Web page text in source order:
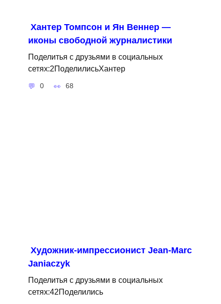
Хантер Томпсон и Ян Веннер —
иконы свободной журналистики
Поделитья с друзьями в социальных
сетях:2ПоделилисьХантер
0 68
Художник-импрессионист Jean-Marc
Janiaczyk
Поделитья с друзьями в социальных
сетях:42Поделились